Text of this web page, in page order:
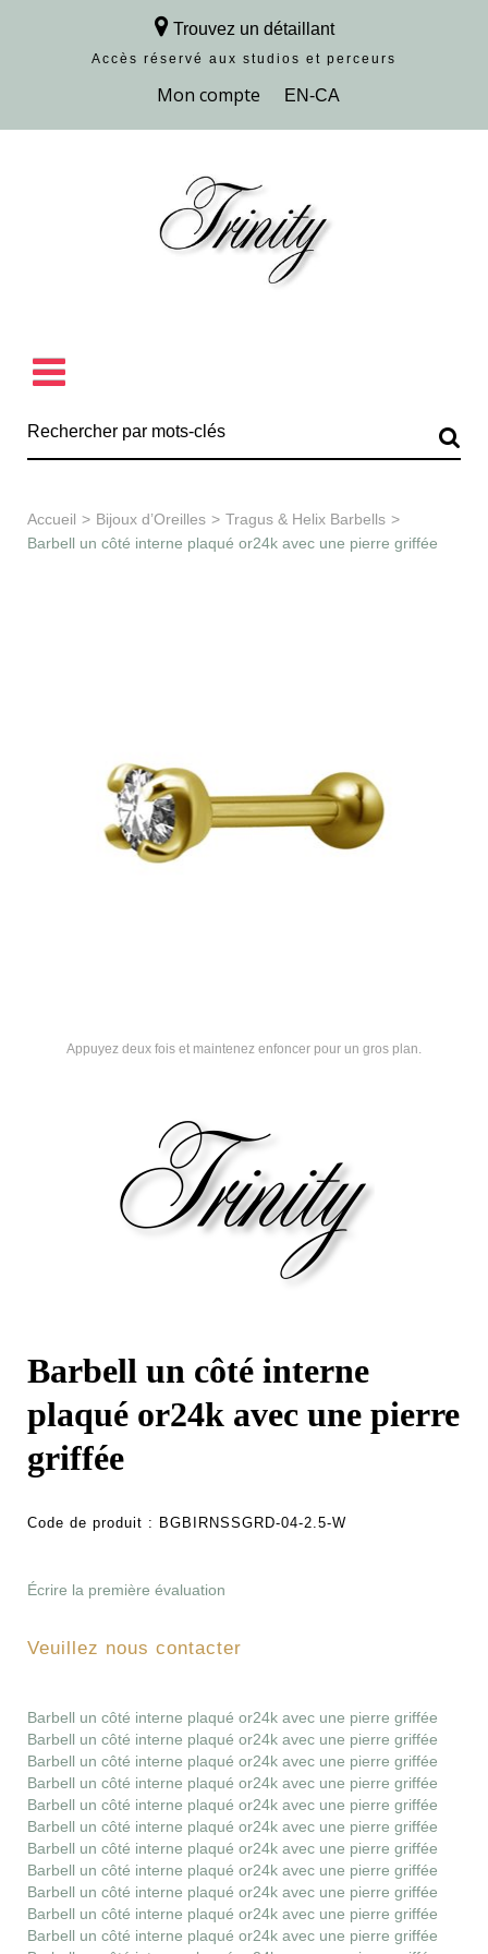
Trouvez un détaillant
Accès réservé aux studios et perceurs
Découvrir la collection
Accueil > Bijoux d’Oreilles > Tragus & Helix Barbells >
Barbell un côté interne plaqué or24k avec une pierre griffée
Appuyez deux fois et maintenez enfoncer pour un gros plan.
Barbell un côté interne
plaqué or24k avec une pierre
griffée
Code de produit : BGBIRNSSGRD-04-2.5-W
Écrire la première évaluation
Veuillez nous contacter
Barbell un côté interne plaqué or24k avec une pierre griffée
Barbell un côté interne plaqué or24k avec une pierre griffée
Barbell un côté interne plaqué or24k avec une pierre griffée
Barbell un côté interne plaqué or24k avec une pierre griffée
Barbell un côté interne plaqué or24k avec une pierre griffée
Barbell un côté interne plaqué or24k avec une pierre griffée
Barbell un côté interne plaqué or24k avec une pierre griffée
Barbell un côté interne plaqué or24k avec une pierre griffée
Barbell un côté interne plaqué or24k avec une pierre griffée
Barbell un côté interne plaqué or24k avec une pierre griffée
Barbell un côté interne plaqué or24k avec une pierre griffée